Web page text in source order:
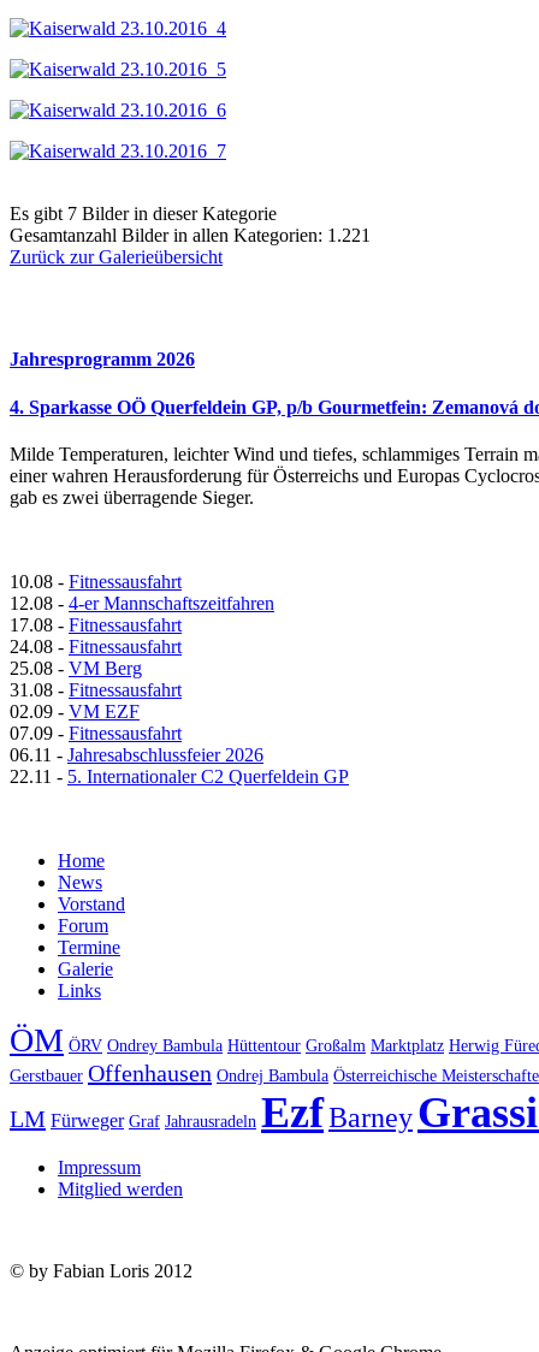
Es gibt 7 Bilder in dieser Kategorie
Gesamtanzahl Bilder in allen Kategorien: 1.221
Zurück zur Galerieübersicht
Jahresprogramm 2026
4. Sparkasse OÖ Querfeldein GP, p/b Gourmetfein: Zemanová
Milde Temperaturen, leichter Wind und tiefes, schlammiges Terrain
einer wahren Herausforderung für Österreichs und Europas
gab es zwei überragende Sieger.
10.08 - Fitnessausfahrt
12.08 - 4-er Mannschaftszeitfahren
17.08 - Fitnessausfahrt
24.08 - Fitnessausfahrt
25.08 - VM Berg
31.08 - Fitnessausfahrt
02.09 - VM EZF
07.09 - Fitnessausfahrt
06.11 - Jahresabschlussfeier 2026
22.11 - 5. Internationaler C2 Querfeldein GP
Home
News
Vorstand
Forum
Termine
Galerie
Links
ÖM ÖRV Ondrey Bambula Hüttentour Großalm Marktplatz Herwig
Gerstbauer Offenhausen Ondrej Bambula Österreichische
LM Fürweger Graf Jahrausradeln EzfBarney
Impressum
Mitglied werden
© by Fabian Loris 2012